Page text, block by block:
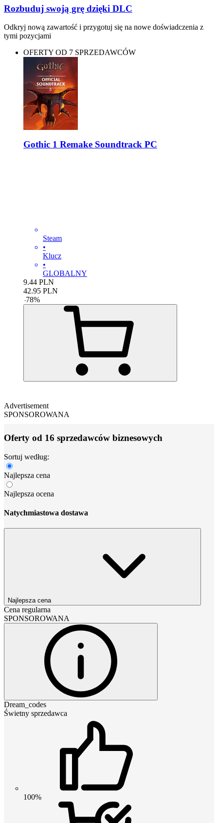
Rozbuduj swoją grę dzięki DLC
Odkryj nową zawartość i przygotuj się na nowe doświadczenia z
tymi pozycjami
OFERTY OD 7 SPRZEDAWCÓW
Gothic 1 Remake Soundtrack PC
Steam
•
Klucz
•
GLOBALNY
9.44 PLN
42.95 PLN
-78%
Advertisement
SPONSOROWANA
Oferty od 16 sprzedawców biznesowych
Sortuj według:
Najlepsza cena
Najlepsza ocena
Natychmiastowa dostawa
Najlepsza cena
Cena regularna
SPONSOROWANA
Dream_codes
Świetny sprzedawca
100%